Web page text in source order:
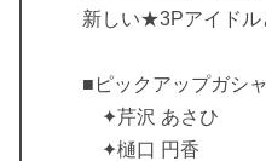
新しい★3Pアイドル
■ピックアップガシャ
✦芹沢 あさひ
✦樋口 円香